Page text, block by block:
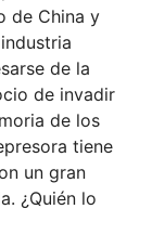
de China y
de la
de invadir
de los
tiene
un gran
¿Quién lo